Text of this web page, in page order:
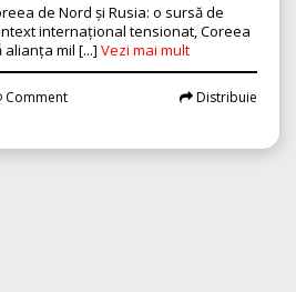
de Nord și Rusia: o sursă de
internațional tensionat, Coreea
mil [...] Vezi mai mult
Comment Distribuie